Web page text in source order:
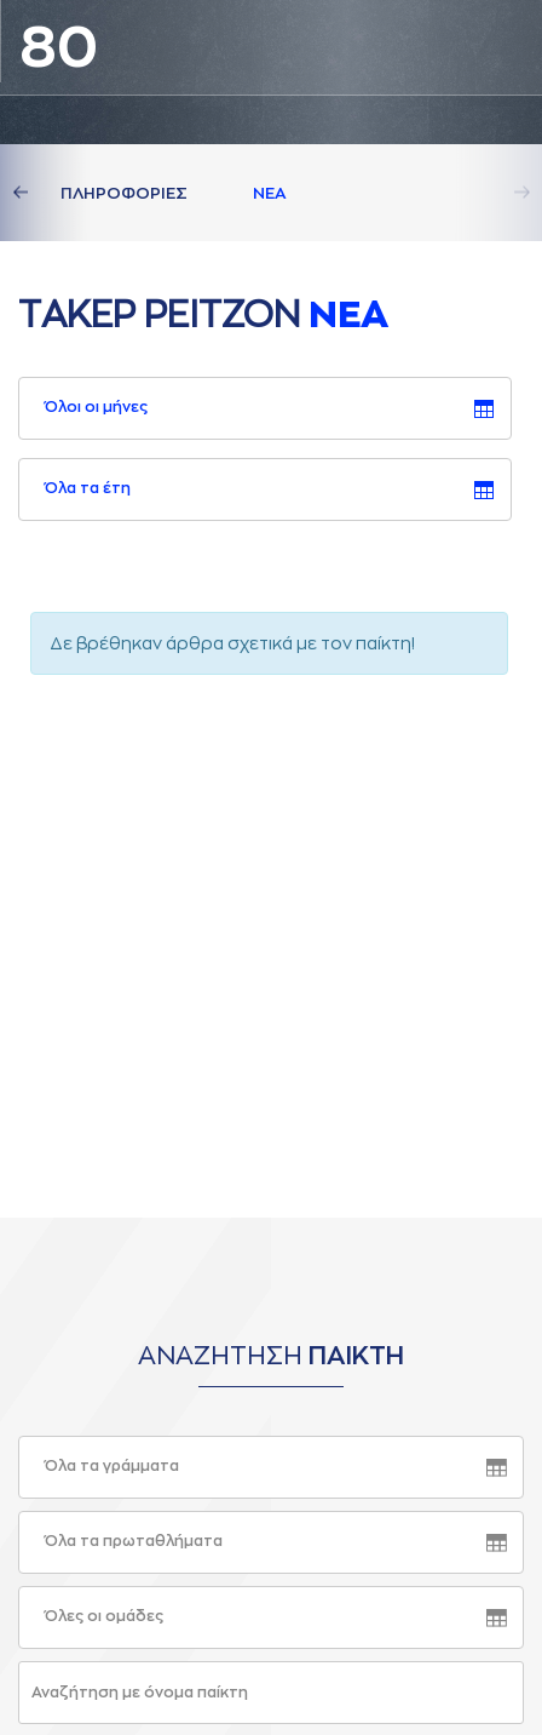
80
ΠΛΗΡΟΦΟΡΙΕΣ ΝΕA
ΤAΚΕΡ ΡΕΙΤΖΟΝ ΝΕA
Όλοι οι μήνες
Όλα τα έτη
Δε βρέθηκαν άρθρα σχετικά με τον παίκτη!
ΑΝΑΖΗΤΗΣΗ ΠΑΙΚΤΗ
Όλα τα γράμματα
Όλα τα πρωταθλήματα
Όλες οι ομάδες